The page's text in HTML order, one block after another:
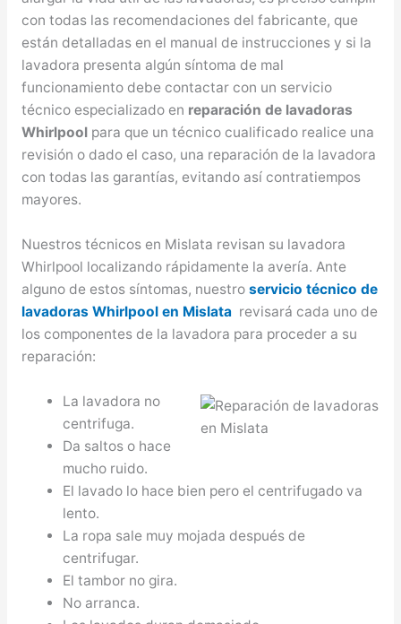
con todas las recomendaciones del fabricante, que
están detalladas en el manual de instrucciones y si la
lavadora presenta algún síntoma de mal
funcionamiento debe contactar con un servicio
técnico especializado en reparación de lavadoras
Whirlpoolpara que un técnico cualificado realice una
revisión o dado el caso, una reparación de la lavadora
con todas las garantías, evitando así contratiempos
mayores.
Nuestros técnicos en Mislata revisan su lavadora
Whirlpool localizando rápidamente la avería. Ante
alguno de estos síntomas, nuestro servicio técnico de
lavadoras Whirlpool en Mislata revisará cada uno de
los componentes de la lavadora para proceder a su
reparación:
La lavadora no
centrifuga.
Da saltos o hace
mucho ruido.
El lavado lo hace bien pero el centrifugado va
lento.
La ropa sale muy mojada después de
centrifugar.
El tambor no gira.
No arranca.